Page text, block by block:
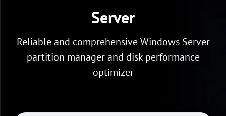
Server
Reliable and comprehensive Windows Server
partition manager and disk performance
optimizer